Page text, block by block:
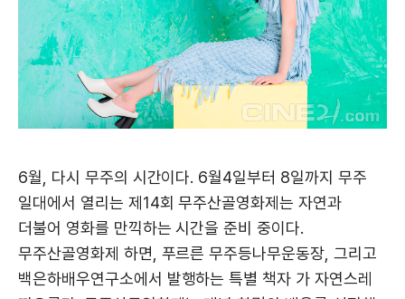
6월, 다시 무주의 시간이다. 6월4일부터 8일까지 무주
일대에서 열리는 제14회 무주산골영화제는 자연과
더불어 영화를 만끽하는 시간을 준비 중이다.
무주산골영화제 하면, 푸르른 무주등나무운동장, 그리고
백은하배우연구소에서 발행하는 특별 책자 가 자연스레